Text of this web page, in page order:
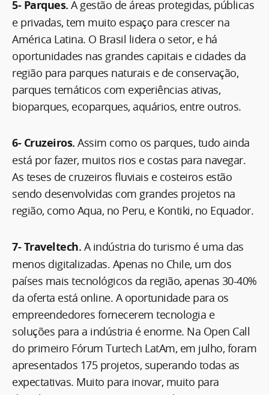
5- Parques. A gestão de áreas protegidas, públicas
e privadas, tem muito espaço para crescer na
América Latina. O Brasil lidera o setor, e há
oportunidades nas grandes capitais e cidades da
região para parques naturais e de conservação,
parques temáticos com experiências ativas,
bioparques, ecoparques, aquários, entre outros.
6- Cruzeiros. Assim como os parques, tudo ainda
está por fazer, muitos rios e costas para navegar.
As teses de cruzeiros fluviais e costeiros estão
sendo desenvolvidas com grandes projetos na
região, como Aqua, no Peru, e Kontiki, no Equador.
7- Traveltech. A indústria do turismo é uma das
menos digitalizadas. Apenas no Chile, um dos
países mais tecnológicos da região, apenas 30-40%
da oferta está online. A oportunidade para os
empreendedores fornecerem tecnologia e
soluções para a indústria é enorme. Na Open Call
do primeiro Fórum Turtech LatAm, em julho, foram
apresentados 175 projetos, superando todas as
expectativas. Muito para inovar, muito para